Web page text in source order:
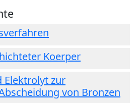
Koerper
Elektrolyt zur
von Bronzen